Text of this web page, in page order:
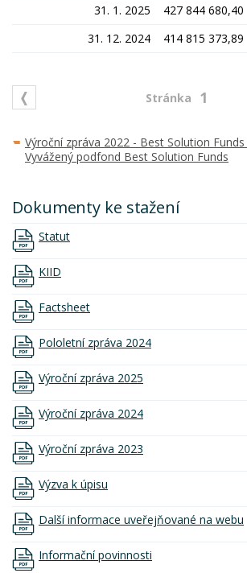
31. 1. 2025
427 844 680,40
31. 12. 2024
414 815 373,89
1
Výroční zpráva 2022 - Best Solution Funds
Vyvážený podfond Best Solution Funds
Dokumenty ke stažení
Statut
KIID
Factsheet
Pololetní zpráva 2024
Výroční zpráva 2025
Výroční zpráva 2024
Výroční zpráva 2023
Výzva k úpisu
Další informace uveřejňované na webu
Informační povinnosti